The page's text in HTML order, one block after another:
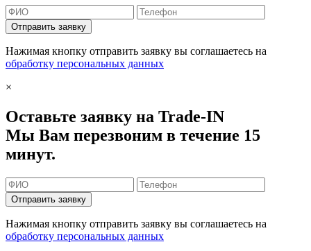
Отправить заявку
Нажимая кнопку отправить заявку вы соглашаетесь на
обработку персональных данных
×
Оставьте заявку на Trade-IN
Мы Вам перезвоним в течение 15
минут.
Отправить заявку
Нажимая кнопку отправить заявку вы соглашаетесь на
обработку персональных данных